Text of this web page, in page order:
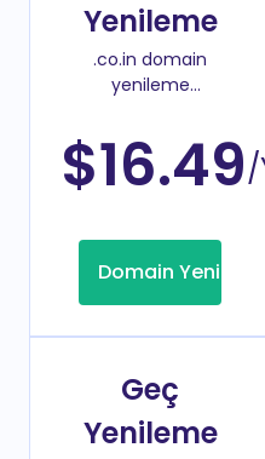
Yenileme
.co.in domain
yenileme
$16.49/
Domain Yenileme
Geç
Yenileme